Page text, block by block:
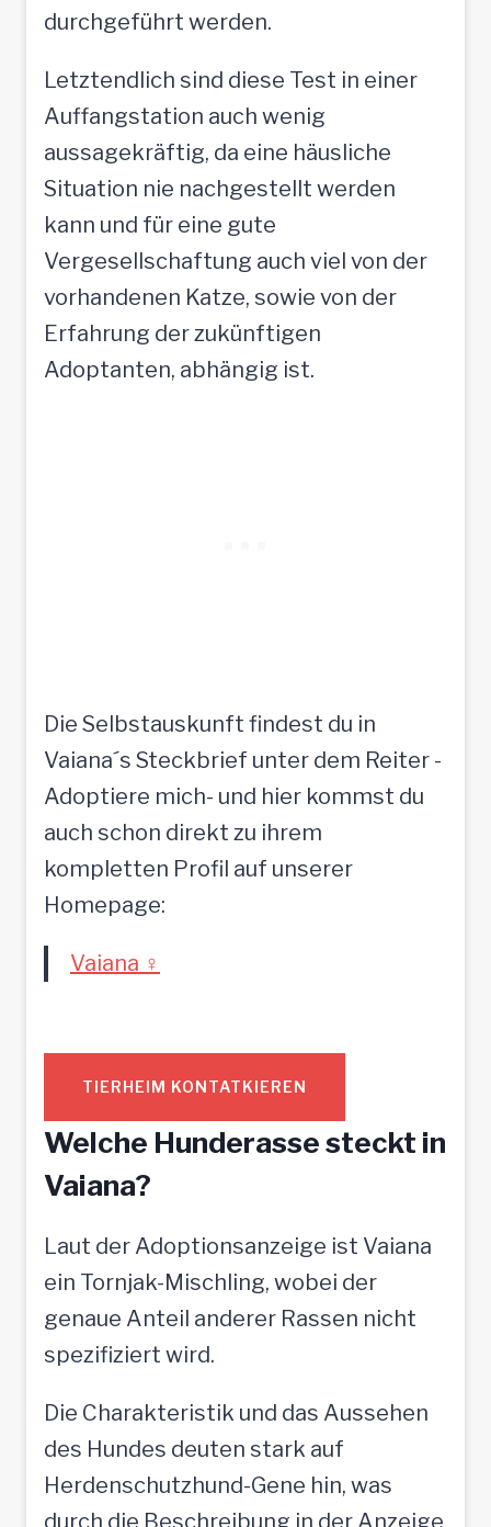
durchgeführt werden.
Letztendlich sind diese Test in einer
Auffangstation auch wenig
aussagekräftig, da eine häusliche
Situation nie nachgestellt werden
kann und für eine gute
Vergesellschaftung auch viel von der
vorhandenen Katze, sowie von der
Erfahrung der zukünftigen
Adoptanten, abhängig ist.
Die Selbstauskunft findest du in
Vaiana´s Steckbrief unter dem Reiter -
Adoptiere mich- und hier kommst du
auch schon direkt zu ihrem
kompletten Profil auf unserer
Homepage:
Vaiana ♀️
TIERHEIM KONTATKIEREN
Welche Hunderasse steckt in
Vaiana?
Laut der Adoptionsanzeige ist Vaiana
ein Tornjak-Mischling, wobei der
genaue Anteil anderer Rassen nicht
spezifiziert wird.
Die Charakteristik und das Aussehen
des Hundes deuten stark auf
Herdenschutzhund-Gene hin, was
durch die Beschreibung in der Anzeige